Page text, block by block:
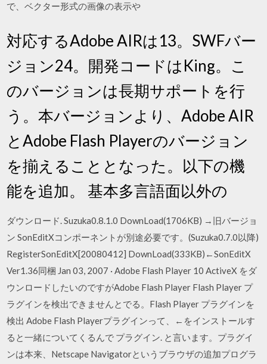
で、ベクター形式の画像の表示や
対応するAdobe AIRは13。SWFバー
ジョン24。開発コードはKing。こ
のバージョンは長期サポートを行
う。本バージョンより、Adobe AIR
とAdobe Flash Playerのバージョン
を揃えることとなった。以下の機
能を追加。 基本多言語面以外の
ダウンロード. Suzuka0.8.1.0 DownLoad(1706KB) →旧バージョ
ン SonEditXコンポーネントが別途必要です。(Suzuka0.7.0以降)
RegisterSonEditX[20080412] DownLoad(333KB)←SonEditX
Ver1.36同梱 Jan 03, 2007 · Adobe Flash Player 10 ActiveX をダ
ウンロードしたいのですがAdobe Flash Player Flash Player プ
ラグインを検出できませんとでる。Flash Player プラグインを
検出 Adobe Flash Playerプラグインって、←をインストールす
ると一緒についてくるんで プラグイン. と言います。プラグイ
ンは本来、Netscape Navigatorというブラウザの追加プログラ